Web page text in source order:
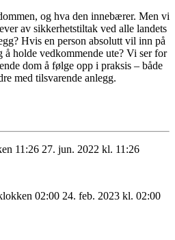
og hva den innebærer. Men vi
av sikkerhetstiltak ved alle landets
Hvis en person absolutt vil inn på
å holde vedkommende ute? Vi ser for
dom å følge opp i praksis – både
med tilsvarende anlegg.
11:26 27. jun. 2022 kl. 11:26
02:00 24. feb. 2023 kl. 02:00